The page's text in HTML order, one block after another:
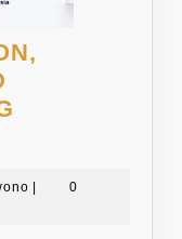
Paring0